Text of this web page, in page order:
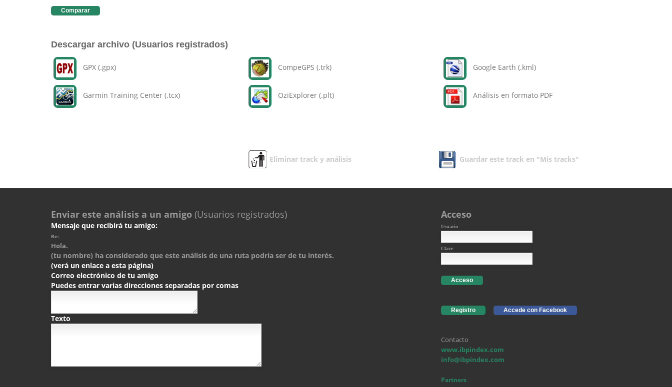
Comparar
Descargar archivo (Usuarios registrados)
GPX (.gpx)
Garmin Training Center (.tcx)
CompeGPS (.trk)
OziExplorer (.plt)
Google Earth (.kml)
Análisis en formato PDF
Eliminar track y análisis Guardar este track en "Mis tracks"
Enviar este análisis a un amigo (Usuarios registrados)
Mensaje que recibirá tu amigo:
Re:
Hola.
(tu nombre) ha considerado que este análisis de una ruta podría ser de tu interés.
(verá un enlace a esta página)
Correo electrónico de tu amigo
Puedes entrar varias direcciones separadas por comas
Texto
Acceso
Usuario
Clave
Acceso
Registro Accede con Facebook
Contacto
www.ibpindex.com
info@ibpindex.com
Partners